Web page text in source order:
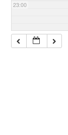
23:00